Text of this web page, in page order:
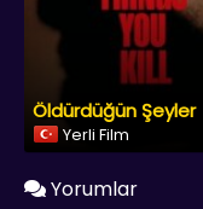
Öldürdüğün Şeyler
Yerli Film
Yorumlar